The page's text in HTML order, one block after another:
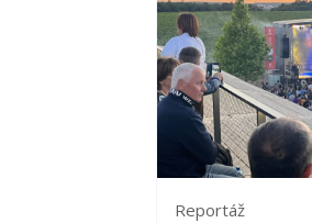
Reportáž